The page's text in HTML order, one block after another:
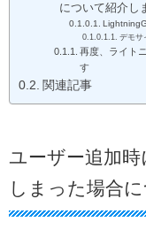
について紹介し
デモサ
再度、ライト
す
関連記事
ユーザー追加
しまった場合